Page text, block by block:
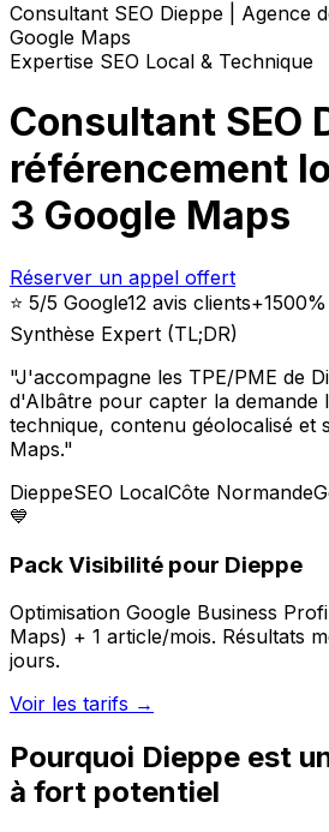
Consultant SEO Dieppe | Agence
Google Maps
Expertise SEO Local & Technique
Consultant SEO
référencement
3 Google Maps
Réserver un appel offert
⭐ 5/5 Google12 avis clients
Synthèse Expert (TL;DR)
"J'accompagne les TPE/PME de
d'Albâtre pour capter la demande
technique, contenu géolocalisé et
Maps."
DieppeSEO LocalCôte Normande
💙
Pack Visibilité pour Dieppe
Optimisation Google Business
Maps) + 1 article/mois. Résultats
jours.
Voir les tarifs →
Pourquoi Dieppe est
à fort potentiel